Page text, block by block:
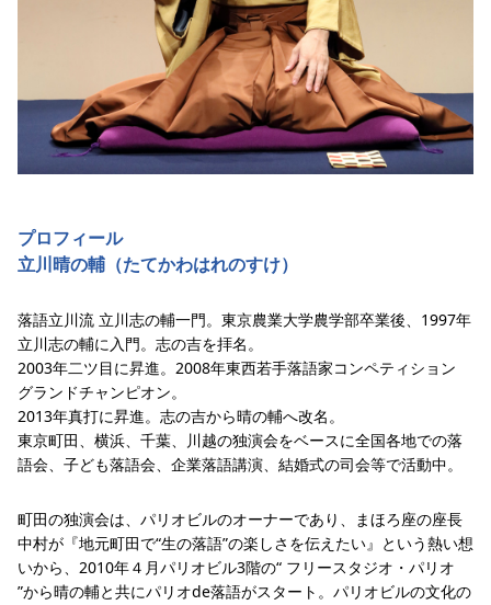
プロフィール
立川晴の輔（たてかわはれのすけ）
落語立川流 立川志の輔一門。東京農業大学農学部卒業後、1997年
立川志の輔に入門。志の吉を拝名。
2003年二ツ目に昇進。2008年東西若手落語家コンペティション
グランドチャンピオン。
2013年真打に昇進。志の吉から晴の輔へ改名。
東京町田、横浜、千葉、川越の独演会をベースに全国各地での落
語会、子ども落語会、企業落語講演、結婚式の司会等で活動中。
町田の独演会は、パリオビルのオーナーであり、まほろ座の座長
中村が『地元町田で“生の落語”の楽しさを伝えたい』という熱い想
いから、2010年４月パリオビル3階の“ フリースタジオ・パリオ
”から晴の輔と共にパリオde落語がスタート。パリオビルの文化の